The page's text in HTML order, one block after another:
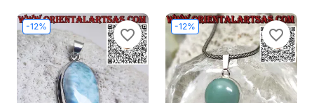
-12%
favorite_border
-12%
favorite_border